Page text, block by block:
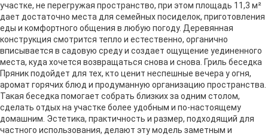
участке, не перегружая пространство, при этом площадь 11,3 м²
дает достаточно места для семейных посиделок, приготовления
еды и комфортного общения в любую погоду. Деревянная
конструкция смотрится тепло и естественно, органично
вписывается в садовую среду и создает ощущение уединенного
места, куда хочется возвращаться снова и снова. Гриль беседка
Пряник подойдет для тех, кто ценит неспешные вечера у огня,
аромат горячих блюд и продуманную организацию пространства.
Такая беседка помогает собрать близких за одним столом,
сделать отдых на участке более удобным и по-настоящему
домашним. Эстетика, практичность и размер, подходящий для
частного использования, делают эту модель заметным и